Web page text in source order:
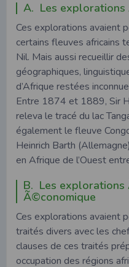
A. Les
Ces explorations avaient
certains fleuves africains
Nil. Mais aussi recueillir
géographiques,
d’Afrique restées
Entre 1874 et 1889, Sir
releva le tracé du lac
également le fleuve
Heinrich Barth
en Afrique de l’Ouest
B. Les
Ã©conomique
Ces explorations avaient
traités divers avec les
clauses de ces traités
occupation des régions